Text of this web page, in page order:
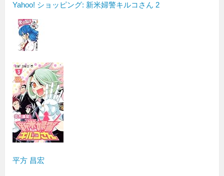
Yahoo! ショッピング: 新米婦警キルコさん 2
平方 昌宏